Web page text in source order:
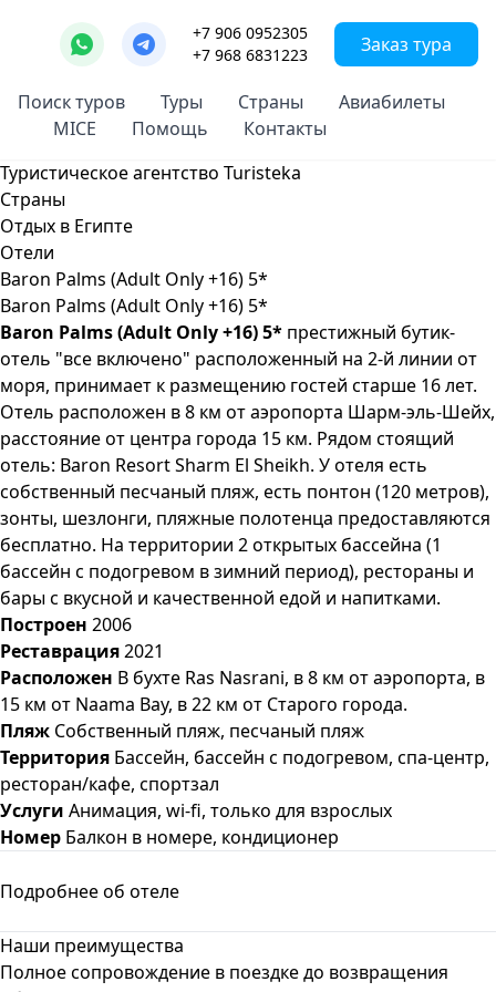
+7 906 0952305
+7 968 6831223
Заказ тура
Поиск туров Туры Страны
Авиабилеты
MICE
Помощь
Контакты
Туристическое агентство Turisteka
Страны
Отдых в Египте
Отели
Baron Palms (Adult Only +16) 5*
Baron Palms (Adult Only +16) 5*
Baron Palms (Adult Only +16) 5* престижный бутик-
отель "все включено" расположенный на 2-й линии от
моря, принимает к размещению гостей старше 16 лет.
Отель расположен в 8 км от аэропорта Шарм-эль-Шейх,
расстояние от центра города 15 км. Рядом стоящий
отель: Baron Resort Sharm El Sheikh. У отеля есть
собственный песчаный пляж, есть понтон (120 метров),
зонты, шезлонги, пляжные полотенца предоставляются
бесплатно. На территории 2 открытых бассейна (1
бассейн с подогревом в зимний период), рестораны и
бары с вкусной и качественной едой и напитками.
Построен 2006
Реставрация2021
Расположен В бухте Ras Nasrani, в 8 км от аэропорта, в
15 км от Naama Bay, в 22 км от Старого города.
Пляж Собственный пляж, песчаный пляж
Территория Бассейн, бассейн с подогревом, спа-центр,
ресторан/кафе, спортзал
Услуги Анимация, wi-fi, только для взрослых
Номер Балкон в номере, кондиционер
Подробнее об отеле
Наши преимущества
Полное сопровождение в поездке до возвращения